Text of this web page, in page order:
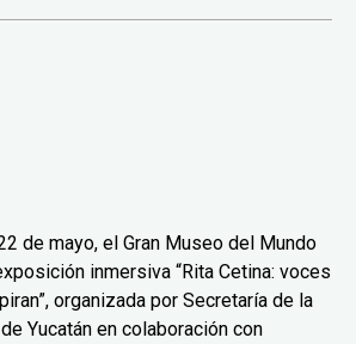
de mayo, el Gran Museo del Mundo
inmersiva “Rita Cetina: voces
organizada por Secretaría de la
Yucatán en colaboración con